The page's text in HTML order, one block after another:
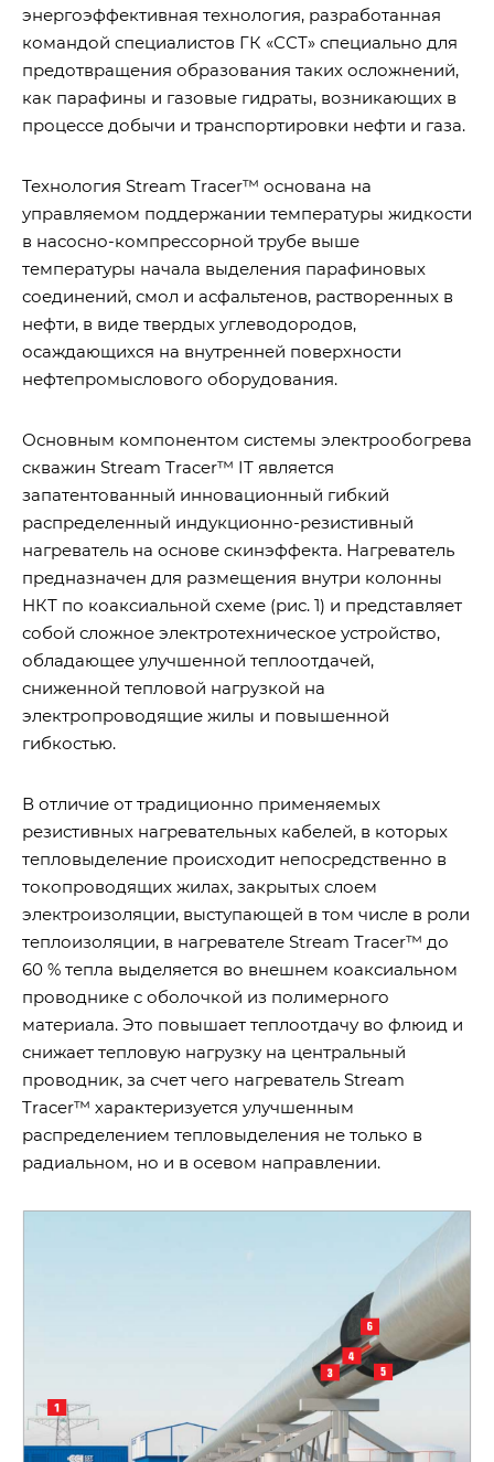
энергоэффективная технология, разработанная
командой специалистов ГК «ССТ» специально для
предотвращения образования таких осложнений,
как парафины и газовые гидраты, возникающих в
процессе добычи и транспортировки нефти и газа.
Технология Stream Tracer™ основана на
управляемом поддержании температуры жидкости
в насосно-компрессорной трубе выше
температуры начала выделения парафиновых
соединений, смол и асфальтенов, растворенных в
нефти, в виде твердых углеводородов,
осаждающихся на внутренней поверхности
нефтепромыслового оборудования.
Основным компонентом системы электрообогрева
скважин Stream Tracer™ IT является
запатентованный инновационный гибкий
распределенный индукционно-резистивный
нагреватель на основе скинэффекта. Нагреватель
предназначен для размещения внутри колонны
НКТ по коаксиальной схеме (рис. 1) и представляет
собой сложное электротехническое устройство,
обладающее улучшенной теплоотдачей,
сниженной тепловой нагрузкой на
электропроводящие жилы и повышенной
гибкостью.
В отличие от традиционно применяемых
резистивных нагревательных кабелей, в которых
тепловыделение происходит непосредственно в
токопроводящих жилах, закрытых слоем
электроизоляции, выступающей в том числе в роли
теплоизоляции, в нагревателе Stream Tracer™ до
60 % тепла выделяется во внешнем коаксиальном
проводнике с оболочкой из полимерного
материала. Это повышает теплоотдачу во флюид и
снижает тепловую нагрузку на центральный
проводник, за счет чего нагреватель Stream
Tracer™ характеризуется улучшенным
распределением тепловыделения не только в
радиальном, но и в осевом направлении.